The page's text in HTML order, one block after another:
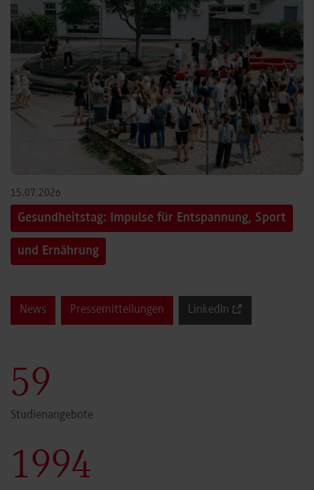
15.07.2026
Gesundheitstag: Impulse für Entspannung, Sport
und Ernährung
News Pressemitteilungen LinkedIn
60
Studienangebote
2000